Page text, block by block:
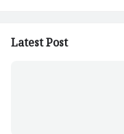
Latest Post